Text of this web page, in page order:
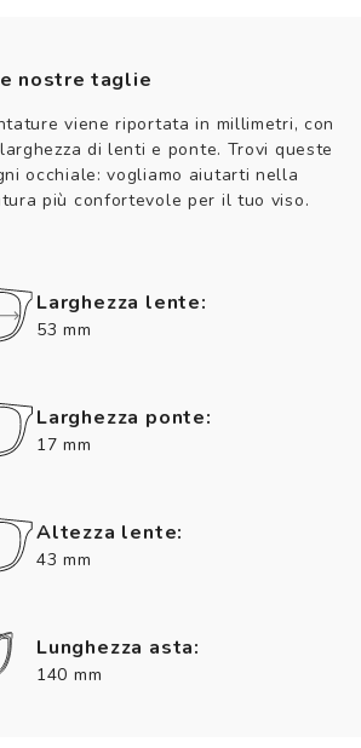
nostre taglie
viene riportata in millimetri, con
di lenti e ponte. Trovi queste
occhiale: vogliamo aiutarti nella
più confortevole per il tuo viso.
Larghezza lente:
53 mm
Larghezza ponte:
17 mm
Altezza lente:
43 mm
Lunghezza asta:
140 mm